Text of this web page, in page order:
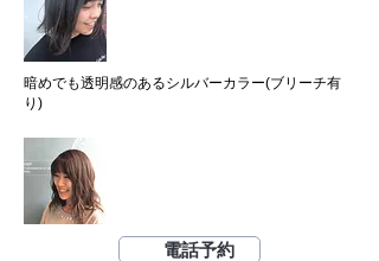
暗めでも透明感のあるシルバーカラー(ブリーチ有
り)
電話予約